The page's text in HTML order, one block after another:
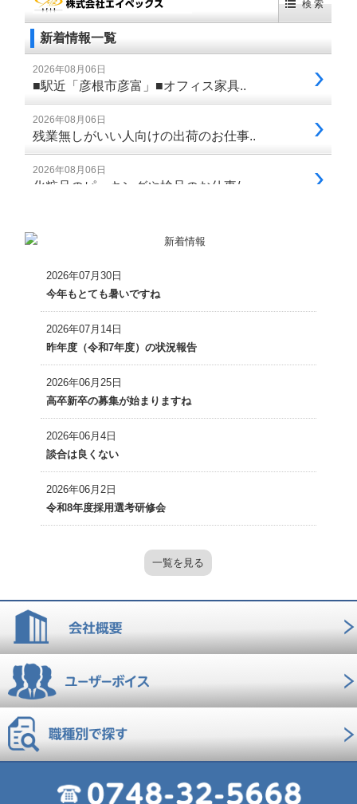
2026年07月30日
今年もとても暑いですね
2026年07月14日
昨年度（令和7年度）の状況報告
2026年06月25日
高卒新卒の募集が始まりますね
2026年06月4日
談合は良くない
2026年06月2日
令和8年度採用選考研修会
一覧を見る